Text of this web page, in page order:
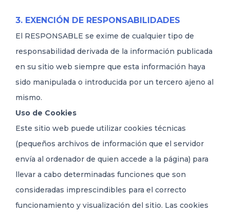
3. EXENCIÓN DE RESPONSABILIDADES
El RESPONSABLE se exime de cualquier tipo de
responsabilidad derivada de la información publicada
en su sitio web siempre que esta información haya
sido manipulada o introducida por un tercero ajeno al
mismo.
Uso de Cookies
Este sitio web puede utilizar cookies técnicas
(pequeños archivos de información que el servidor
envía al ordenador de quien accede a la página) para
llevar a cabo determinadas funciones que son
consideradas imprescindibles para el correcto
funcionamiento y visualización del sitio. Las cookies